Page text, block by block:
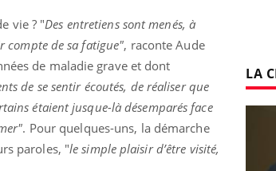
vie ? "Des entretiens sont menés, à
compte de sa fatigue", raconte Aude
de maladie grave et dont
de se sentir écoutés, de réaliser que
étaient jusque-là désemparés face
. Pour quelques-uns, la démarche
paroles, "le simple plaisir d’être visité,
LA